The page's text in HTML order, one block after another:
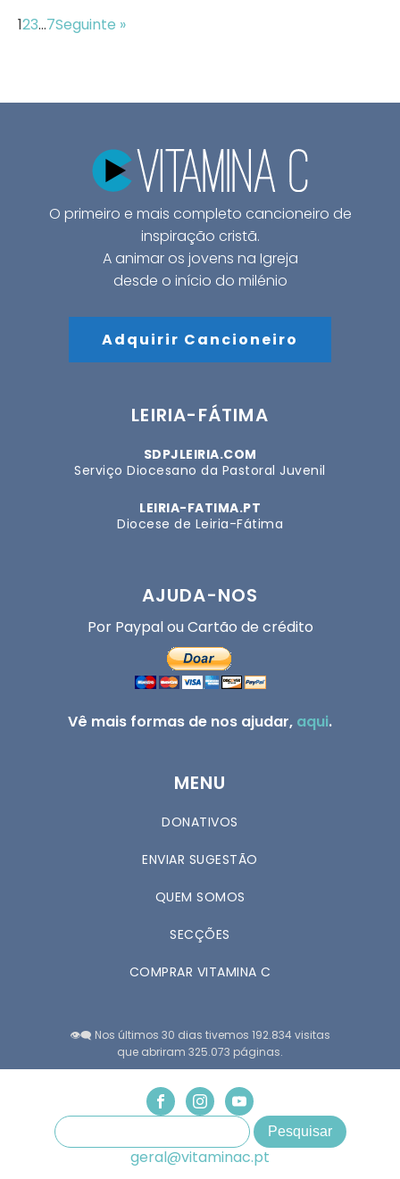
123…7Seguinte »
O primeiro e mais completo cancioneiro de
inspiração cristã.
A animar os jovens na Igreja
desde o início do milénio
Adquirir Cancioneiro
LEIRIA-FÁTIMA
SDPJLEIRIA.COM
Serviço Diocesano da Pastoral Juvenil
LEIRIA-FATIMA.PT
Diocese de Leiria-Fátima
AJUDA-NOS
Por Paypal ou Cartão de crédito
Vê mais formas de nos ajudar, aqui.
MENU
DONATIVOS
ENVIAR SUGESTÃO
QUEM SOMOS
SECÇÕES
COMPRAR VITAMINA C
👁️‍🗨️ Nos últimos 30 dias tivemos 192.834 visitas
que abriram 325.073 páginas.
geral@vitaminac.pt